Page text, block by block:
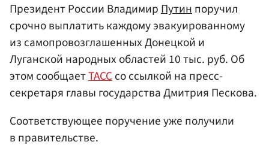
Президент России ВладимирПутинпоручил
срочно выплатить каждому эвакуированному
из самопровозглашенных Донецкой и
Луганской народных областей 10 тыс. руб. Об
этом сообщаетТАССсо ссылкой на пресс-
секретаря главы государства Дмитрия Пескова.
Соответствующее поручение уже получили
в правительстве.